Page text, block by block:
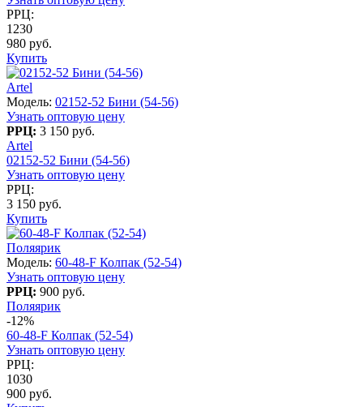
РРЦ:
1230
980 руб.
Купить
Artel
Модель: 02152-52 Бини (54-56)
Узнать оптовую цену
РРЦ: 3 150 руб.
Artel
02152-52 Бини (54-56)
Узнать оптовую цену
РРЦ:
3 150 руб.
Купить
Поляярик
Модель: 60-48-F Колпак (52-54)
Узнать оптовую цену
РРЦ: 900 руб.
Поляярик
-12%
60-48-F Колпак (52-54)
Узнать оптовую цену
РРЦ:
1030
900 руб.